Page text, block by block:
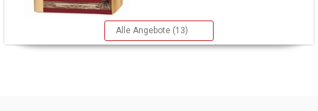
Alle Angebote (13)